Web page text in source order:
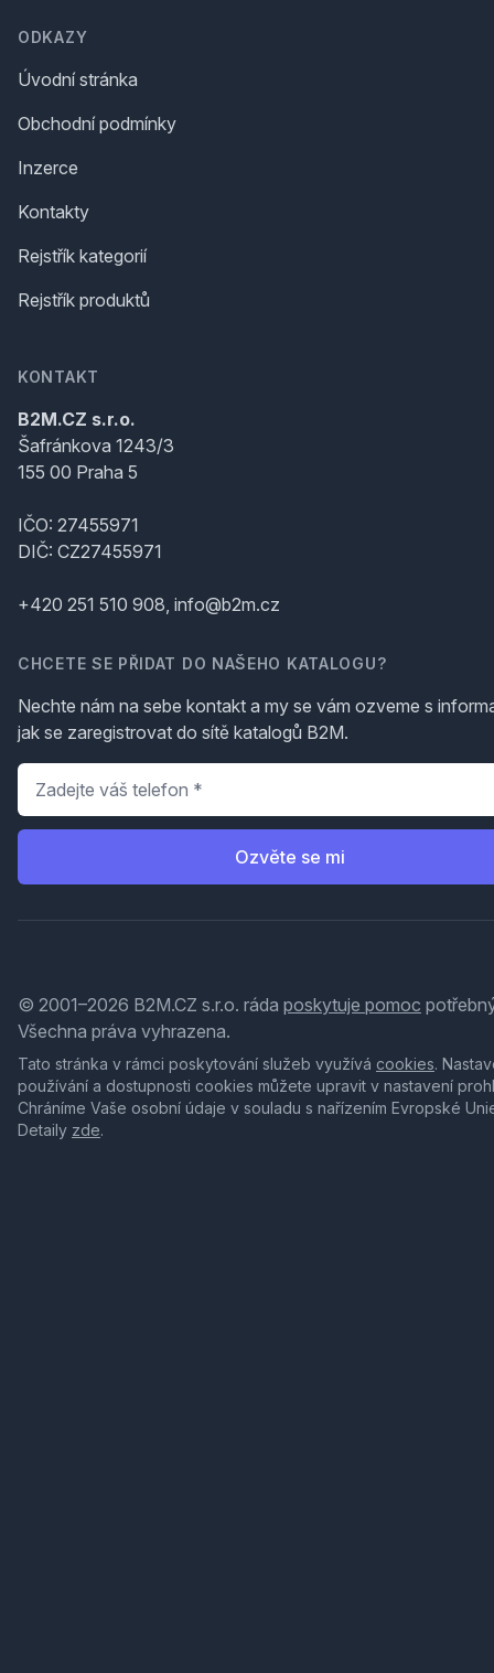
ODKAZY
Úvodní stránka
Obchodní podmínky
Inzerce
Kontakty
Rejstřík kategorií
Rejstřík produktů
KONTAKT
B2M.CZ s.r.o.
Šafránkova 1243/3
155 00 Praha 5
IČO: 27455971
DIČ: CZ27455971
+420 251 510 908, info@b2m.cz
CHCETE SE PŘIDAT DO NAŠEHO KATALOGU?
Nechte nám na sebe kontakt a my se vám ozveme s
jak se zaregistrovat do sítě katalogů B2M.
Telefon
Ozvěte se mi
© 2001–2026 B2M.CZ s.r.o. ráda poskytuje pomoc
Všechna práva vyhrazena.
Tato stránka v rámci poskytování služeb využívá cookies.
používání a dostupnosti cookies můžete upravit v nastavení
Chráníme Vaše osobní údaje v souladu s nařízením Evropské
Detaily zde.